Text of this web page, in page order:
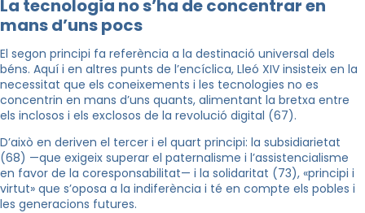
La tecnologia no s’ha de concentrar en
mans d’uns pocs
El segon principi fa referència a la destinació universal dels
béns. Aquí i en altres punts de l’encíclica, Lleó XIV insisteix en la
necessitat que els coneixements i les tecnologies no es
concentrin en mans d’uns quants, alimentant la bretxa entre
els inclosos i els exclosos de la revolució digital (67).
D’això en deriven el tercer i el quart principi: la subsidiarietat
(68) —que exigeix superar el paternalisme i l’assistencialisme
en favor de la coresponsabilitat— i la solidaritat (73), «principi i
virtut» que s’oposa a la indiferència i té en compte els pobles i
les generacions futures.